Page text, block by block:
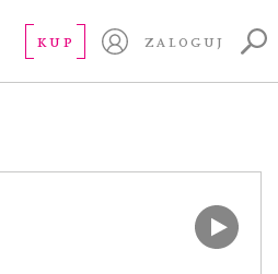
KUP ZALOGUJ